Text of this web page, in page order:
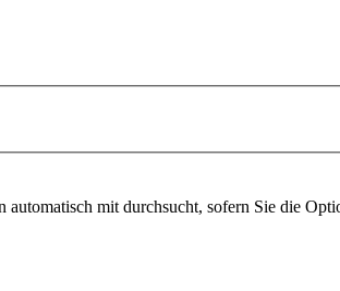
mit durchsucht, sofern Sie die